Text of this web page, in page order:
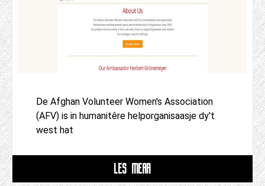
De Afghan Volunteer Women's Association
(AFV) is in humanitêre helporganisaasje dy't
west hat
LÊS MEAR